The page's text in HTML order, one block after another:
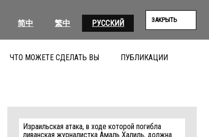
简中 繁中 РУССКИЙ ЗАКРЫТЬ
ЧТО МОЖЕТЕ СДЕЛАТЬ ВЫ ПУБЛИКАЦИИ
Израильская атака, в ходе которой погибла
ливанская журналистка Амаль Халиль, должна